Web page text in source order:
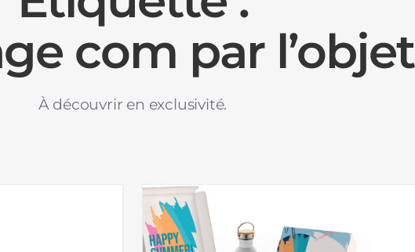
com par l’objet
À découvrir en exclusivité.